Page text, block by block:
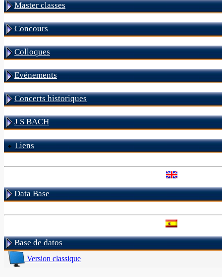
Master classes
Concours
Colloques
Evénements
Concerts historiques
J S BACH
Liens
Data Base
Base de datos
Version classique